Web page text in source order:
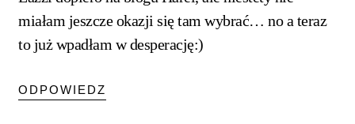
miałam jeszcze okazji się tam wybrać… no a teraz
to już wpadłam w desperację:)
ODPOWIEDZ